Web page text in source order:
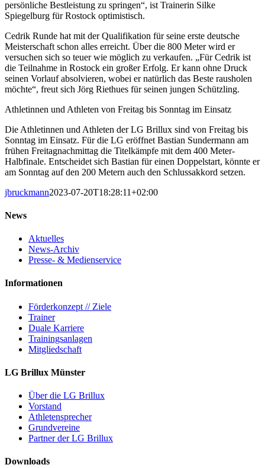
persönliche Bestleistung zu springen“, ist Trainerin Silke
Spiegelburg für Rostock optimistisch.
Cedrik Runde hat mit der Qualifikation für seine erste deutsche
Meisterschaft schon alles erreicht. Über die 800 Meter wird er
versuchen sich so teuer wie möglich zu verkaufen. „Für Cedrik ist
die Teilnahme in Rostock ein großer Erfolg. Er kann ohne Druck
seinen Vorlauf absolvieren, wobei er natürlich das Beste rausholen
möchte“, freut sich Jörg Riethues für seinen jungen Schützling.
Athletinnen und Athleten von Freitag bis Sonntag im Einsatz
Die Athletinnen und Athleten der LG Brillux sind von Freitag bis
Sonntag im Einsatz. Für die LG eröffnet Bastian Sundermann am
frühen Freitagnachmittag die Titelkämpfe mit dem 400 Meter-
Halbfinale. Entscheidet sich Bastian für einen Doppelstart, könnte er
am Sonntag auf den 200 Metern auch den Schlussakkord setzen.
jbruckmann2023-07-20T18:28:11+02:00
News
Aktuelles
News-Archiv
Presse- & Medienservice
Informationen
Förderkonzept // Ziele
Trainer
Duale Karriere
Trainingsanlagen
Mitgliedschaft
LG Brillux Münster
Über die LG Brillux
Vorstand
Athletensprecher
Grundvereine
Partner der LG Brillux
Downloads